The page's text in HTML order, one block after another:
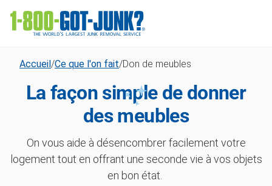
Accueil/Ce que l'on fait/Don de meubles
La façon simple de donner
des meubles
On vous aide à désencombrer facilement votre
logement tout en offrant une seconde vie à vos objets
en bon état.